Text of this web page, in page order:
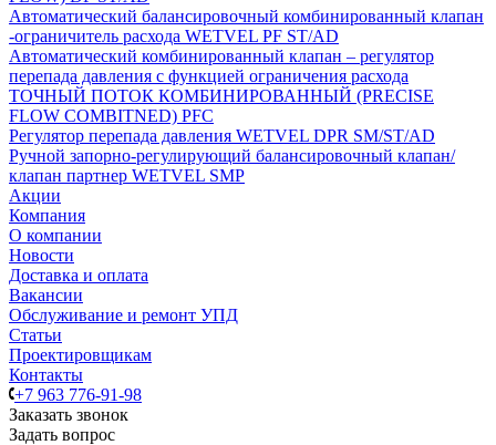
Автоматический балансировочный комбинированный клапан
-ограничитель расхода WETVEL PF ST/AD
Автоматический комбинированный клапан – регулятор
перепада давления с функцией ограничения расхода
ТОЧНЫЙ ПОТОК КОМБИНИРОВАННЫЙ (PRECISE
FLOW COMBIТNED) PFC
Регулятор перепада давления WETVEL DPR SM/ST/AD
Ручной запорно-регулирующий балансировочный клапан/
клапан партнер WETVEL SMP
Акции
Компания
О компании
Новости
Доставка и оплата
Вакансии
Обслуживание и ремонт УПД
Статьи
Проектировщикам
Контакты
+7 963 776-91-98
Заказать звонок
Задать вопрос